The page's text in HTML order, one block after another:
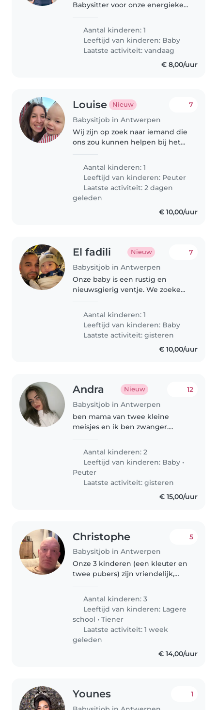
Babysitter voor onze energieke
baby's is een must, onze baby
slaapt moeilijk. Graag bij ons
thuis. Iemand dat enthousiast is.
Aantal kinderen: 1
Leeftijd van kinderen: Baby
Laatste activiteit: vandaag
€ 8,00/uur
Louise Nieuw
Babysitjob in Antwerpen
7
Wij zijn op zoek naar iemand die
ons zou kunnen helpen bij het
een 15 maand oude peuter.
Omdat we beide laat werken,
kunnen we hem niet altijd op
tijd..
Aantal kinderen: 1
Leeftijd van kinderen: Peuter
Laatste activiteit: 2 dagen
geleden
€ 10,00/uur
El fadili Nieuw
Babysitjob in Antwerpen
7
Onze baby is een rustig en
nieuwsgierig ventje. We zoeken
Babysitter die van aanraking
houdt in de eigen omgeving. Ik
ben geopereerd aan mijn nier ik
zoek..
Aantal kinderen: 1
Leeftijd van kinderen: Baby
Laatste activiteit: gisteren
€ 10,00/uur
Andra Nieuw
Babysitjob in Antwerpen
12
ben mama van twee kleine
meisjes en ik ben zwanger.
oppas die mij kan helpen met
mijn dochters. Ik zoek iemand
die leuke..
Aantal kinderen: 2
Leeftijd van kinderen: Baby •
Peuter
Laatste activiteit: gisteren
€ 15,00/uur
Christophe
Babysitjob in Antwerpen
5
Onze 3 kinderen (een kleuter en
twee pubers) zijn vriendelijk,
We zoeken een fijne babysitter
die van gezelligheid en
verantwoordelijkheid houdt!
Aantal kinderen: 3
Leeftijd van kinderen: Lagere
school •Tiener
Laatste activiteit: 1 week
geleden
€ 14,00/uur
Younes 1